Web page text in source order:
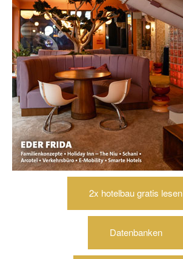
2x hotelbau gratis lesen
Datenbanken